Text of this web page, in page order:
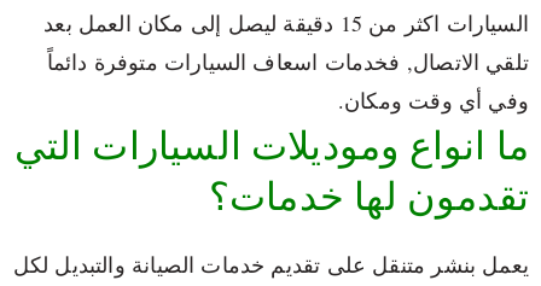
السيارات اكثر من 15 دقيقة ليصل إلى مكان العمل بعد
تلقي الاتصال, فخدمات اسعاف السيارات متوفرة دائماً
وفي أي وقت ومكان.
ما انواع وموديلات السيارات التي
تقدمون لها خدمات؟
يعمل بنشر متنقل على تقديم خدمات الصيانة والتبديل لكل